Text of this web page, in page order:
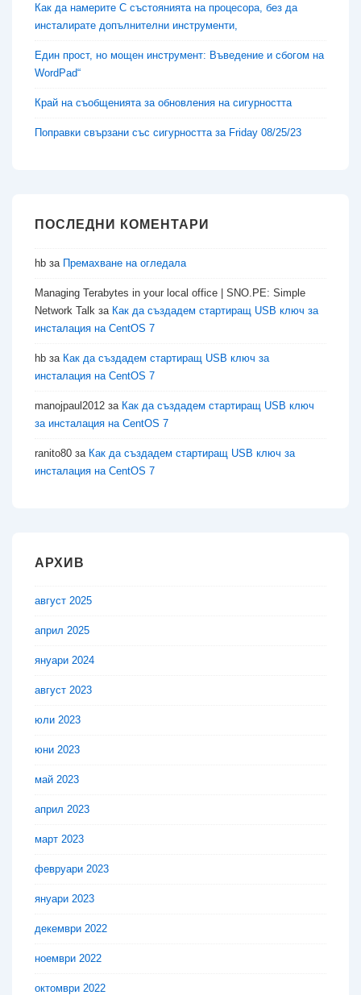
Как да намерите C състоянията на процесора, без да
инсталирате допълнителни инструменти,
Един прост, но мощен инструмент: Въведение и сбогом на
WordPad“
Край на съобщенията за обновления на сигурността
Поправки свързани със сигурността за Friday 08/25/23
ПОСЛЕДНИ КОМЕНТАРИ
hb за Премахване на огледала
Managing Terabytes in your local office | SNO.PE: Simple
Network Talk за Как да създадем стартиращ USB ключ за
инсталация на CentOS 7
hb за Как да създадем стартиращ USB ключ за
инсталация на CentOS 7
manojpaul2012 за Как да създадем стартиращ USB ключ
за инсталация на CentOS 7
ranito80 за Как да създадем стартиращ USB ключ за
инсталация на CentOS 7
АРХИВ
август 2025
април 2025
януари 2024
август 2023
юли 2023
юни 2023
май 2023
април 2023
март 2023
февруари 2023
януари 2023
декември 2022
ноември 2022
октомври 2022